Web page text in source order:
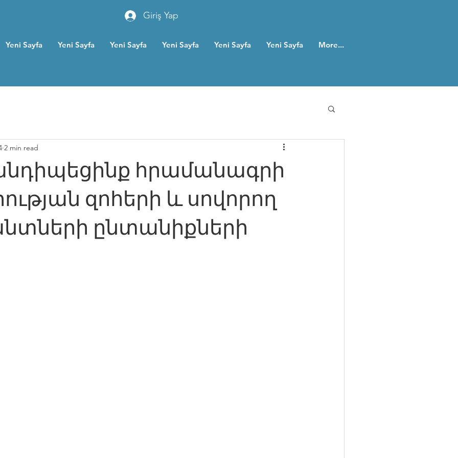
Giriş Yap
Yeni Sayfa Yeni Sayfa Yeni Sayfa Yeni Sayfa Yeni Sayfa Yeni Sayfa More...
հրամանագրի
զոհերի և սովորող
ընտանիքների
2 min read